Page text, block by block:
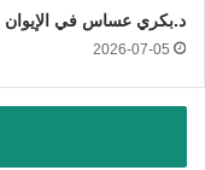
د.بكري عساس في الإيوان
2026-07-05